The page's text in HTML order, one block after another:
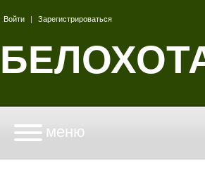
Войти | Зарегистрироваться
меню